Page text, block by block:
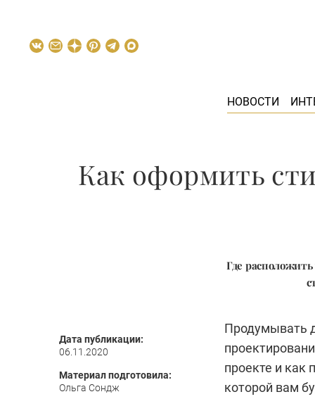
НОВОСТИ
Как оформить
Где
Дата публикации:
06.11.2020
Материал подготовила:
Ольга Сондж
Продумывать
проекте и как
которой вам